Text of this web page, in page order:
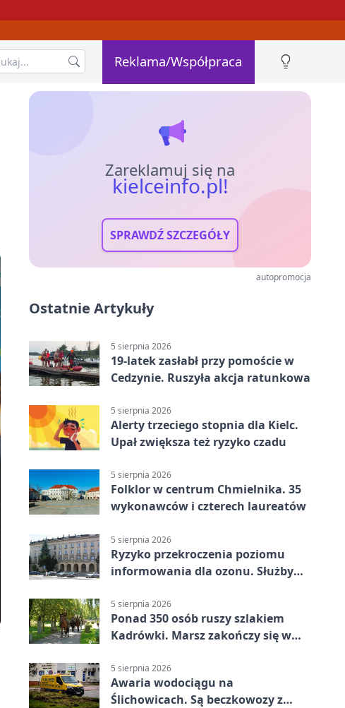
Reklama/Współpraca
Zareklamuj się na
kielceinfo.pl!
SPRAWDŹ SZCZEGÓŁY
autopromocja
Ostatnie Artykuły
5 sierpnia 2026
19-latek zasłabł przy pomoście w
Cedzynie. Ruszyła akcja ratunkowa
5 sierpnia 2026
Alerty trzeciego stopnia dla Kielc.
Upał zwiększa też ryzyko czadu
5 sierpnia 2026
Folklor w centrum Chmielnika. 35
wykonawców i czterech laureatów
5 sierpnia 2026
Ryzyko przekroczenia poziomu
informowania dla ozonu. Służby
5 sierpnia 2026
Ponad 350 osób ruszy szlakiem
Kadrówki. Marsz zakończy się w
5 sierpnia 2026
Awaria wodociągu na
Ślichowicach. Są beczkowozy z